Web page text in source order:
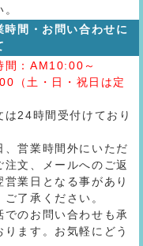
時間・お問い合わせに
間：AM10:00～
（土・日・祝日は定
は24時間受付けており
、営業時間外にいただ
注文、メールへのご返
営業日となる事があり
ご了承ください。
でのお問い合わせも承
ります。お気軽にどう